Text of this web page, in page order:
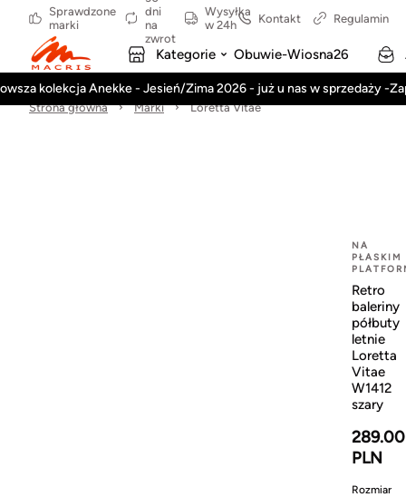
Sprawdzone
marki
dni
na
zwrot
Wysyłka
w 24h
Kontakt Regulamin
Kategorie Obuwie-Wiosna26
kolekcja Anekke - Jesień/Zima 2026 - już u nas w sprzedaży -
Strona główna Marki Loretta Vitae
NA
PŁASKIM
Retro
baleriny
półbuty
letnie
Loretta
Vitae
W1412
szary
289.00
PLN
Rozmiar